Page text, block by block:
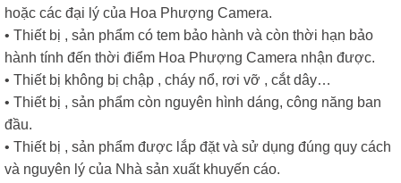
hoặc các đại lý của Hoa Phượng Camera.
• Thiết bị , sản phẩm có tem bảo hành và còn thời hạn bảo
hành tính đến thời điểm Hoa Phượng Camera nhận được.
• Thiết bị không bị chập , cháy nổ, rơi vỡ , cắt dây…
• Thiết bị , sản phẩm còn nguyên hình dáng, công năng ban
đầu.
• Thiết bị , sản phẩm được lắp đặt và sử dụng đúng quy cách
và nguyên lý của Nhà sản xuất khuyến cáo.